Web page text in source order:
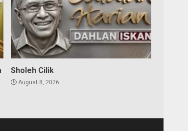
Sholeh Cilik
August 8, 2026